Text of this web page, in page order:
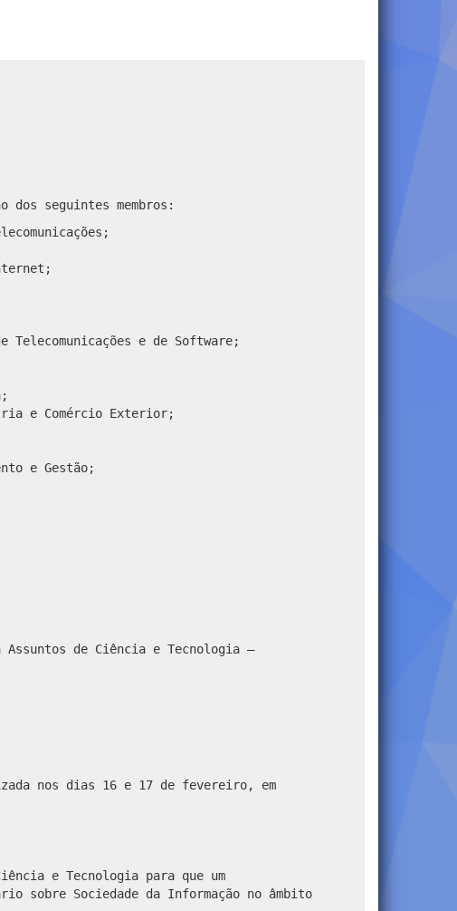
seguintes membros:
e de Software;
e Comércio Exterior;
e Gestão;
de Ciência e Tecnologia –
nos dias 16 e 17 de fevereiro, em
e Tecnologia para que um
sobre Sociedade da Informação no âmbito